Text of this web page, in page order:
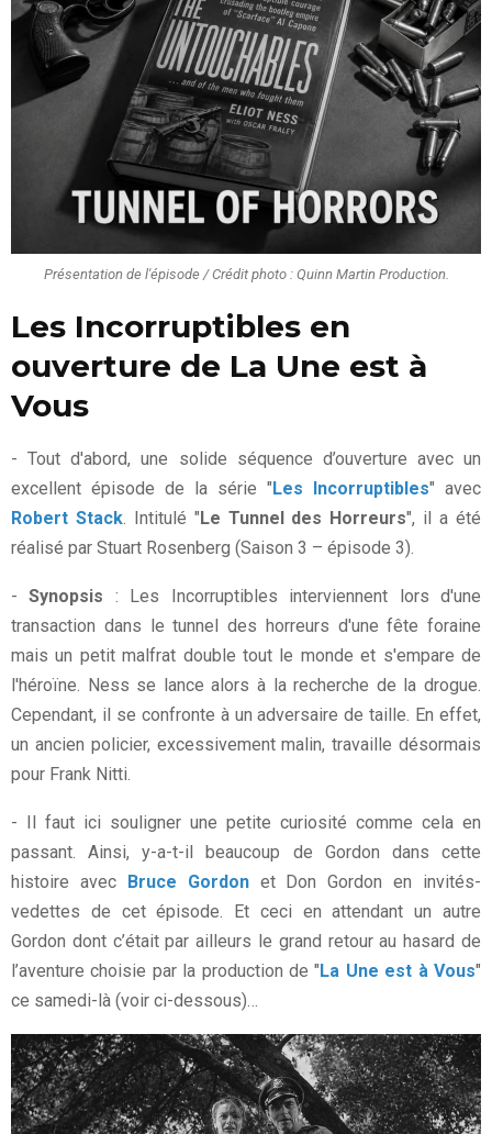
Présentation de l'épisode / Crédit photo : Quinn Martin Production.
Les Incorruptibles en
ouverture de La Une est à
Vous
- Tout d'abord, une solide séquence d’ouverture avec un
excellent épisode de la série "Les Incorruptibles" avec
Robert Stack. Intitulé "Le Tunnel des Horreurs", il a été
réalisé par Stuart Rosenberg (Saison 3 – épisode 3).
-Synopsis : Les Incorruptibles interviennent lors d'une
transaction dans le tunnel des horreurs d'une fête foraine
mais un petit malfrat double tout le monde et s'empare de
l'héroïne. Ness se lance alors à la recherche de la drogue.
Cependant, il se confronte à un adversaire de taille. En effet,
un ancien policier, excessivement malin, travaille désormais
pour Frank Nitti.
- Il faut ici souligner une petite curiosité comme cela en
passant. Ainsi, y-a-t-il beaucoup de Gordon dans cette
histoire avec Bruce Gordonet Don Gordon en invités-
vedettes de cet épisode. Et ceci en attendant un autre
Gordon dont c’était par ailleurs le grand retour au hasard de
l’aventure choisie par la production de "La Une est à Vous"
ce samedi-là (voir ci-dessous)…